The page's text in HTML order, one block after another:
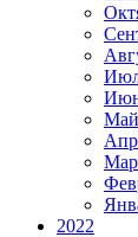
Май
2022